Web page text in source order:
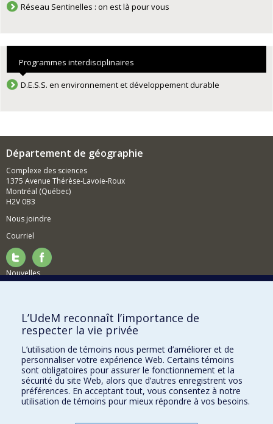
Réseau Sentinelles : on est là pour vous
Programmes interdisciplinaires
D.E.S.S. en environnement et développement durable
Département de géographie
Complexe des sciences
1375 Avenue Thérèse-Lavoie-Roux
Montréal (Québec)
H2V 0B3
Nous joindre
Courriel
Nouvelles
Comment soutenir le Département?
BESOIN D'AIDE?
Plan du site
Signaler une erreur
Accessibilité
FACULTÉ DES ARTS ET DES SCIENCES
L’UdeM reconnaît l’importance de
respecter la vie privée
L’utilisation de témoins nous permet d’améliorer et de
personnaliser votre expérience Web. Certains témoins
sont obligatoires pour assurer le fonctionnement et la
sécurité du site Web, alors que d’autres enregistrent vos
préférences. En acceptant tout, vous consentez à notre
utilisation de témoins pour mieux répondre à vos besoins.